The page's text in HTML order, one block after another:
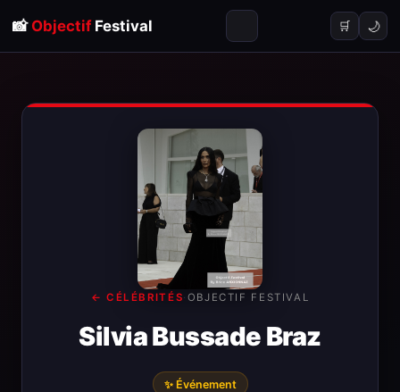
📸 ObjectifFestival 🛒 🌙
← CÉLÉBRITÉS· OBJECTIF FESTIVAL
Silvia Bussade Braz
✨ Événement